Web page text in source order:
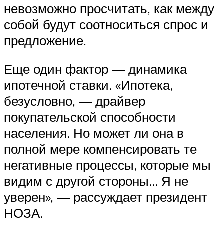
невозможно просчитать, как между
собой будут соотноситься спрос и
предложение.
Еще один фактор — динамика
ипотечной ставки. «Ипотека,
безусловно, — драйвер
покупательской способности
населения. Но может ли она в
полной мере компенсировать те
негативные процессы, которые мы
видим с другой стороны… Я не
уверен», — рассуждает президент
НОЗА.